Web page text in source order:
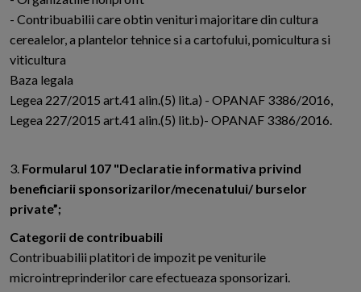
- Contribuabilii care obtin venituri majoritare din cultura
cerealelor, a plantelor tehnice si a cartofului, pomicultura si
viticultura
Baza legala
Legea 227/2015 art.41 alin.(5) lit.a) - OPANAF 3386/2016,
Legea 227/2015 art.41 alin.(5) lit.b)- OPANAF 3386/2016.
3. Formularul 107 "Declaratie informativa privind
beneficiarii sponsorizarilor/mecenatului/ burselor
private”;
Categorii de contribuabili
Contribuabilii platitori de impozit pe veniturile
microintreprinderilor care efectueaza sponsorizari.